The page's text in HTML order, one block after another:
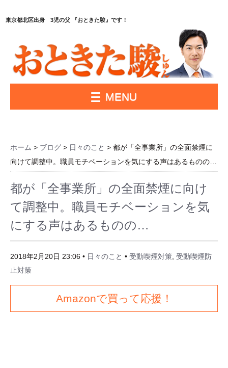
東京都北区出身 3児の父 『おときた駿』です！
MENU
ホーム > ブログ > 日々のこと > 都が「全事業所」の全面禁煙に
向けて調整中。職員モチベーションを気にする声はあるものの…
都が「全事業所」の全面禁煙に向け
て調整中。職員モチベーションを気
にする声はあるものの…
2018年2月20日 23:06 • 日々のこと • 受動喫煙対策, 受動喫煙防
止対策
Amazonで買って応援！